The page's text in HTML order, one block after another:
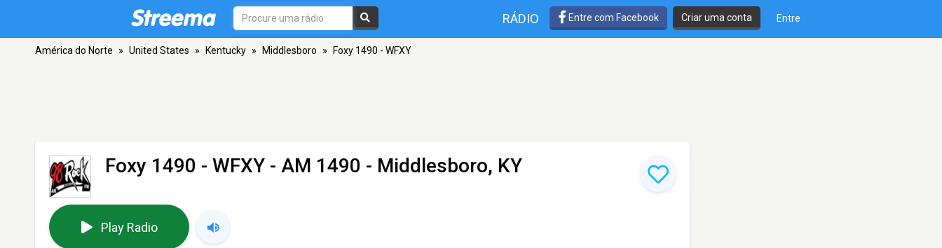
RÁDIO Entre com Facebook Criar uma conta Entre
América do Norte » United States » Kentucky » Middlesboro » Foxy 1490 - WFXY
Foxy 1490 - WFXY - AM 1490 - Middlesboro, KY
Play Radio